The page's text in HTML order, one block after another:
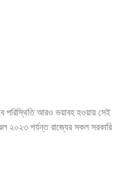
পরিস্থিতি আরও ভয়াবহ হওয়ায় সেই
২০২৩ পর্যন্ত রাজ্যের সকল সরকারি